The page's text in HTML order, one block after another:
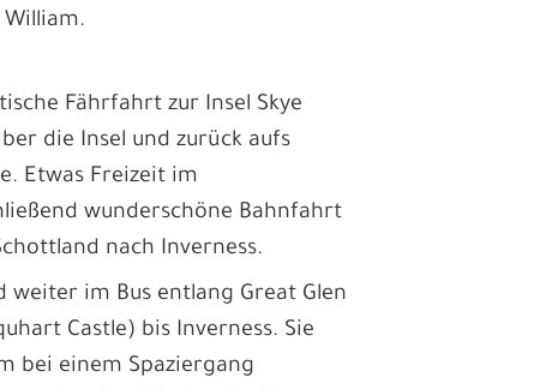
Fährfahrt zur Insel Skye
die Insel und zurück aufs
Etwas Freizeit im
wunderschöne Bahnfahrt
nach Inverness.
im Bus entlang Great Glen
Castle) bis Inverness. Sie
bei einem Spaziergang